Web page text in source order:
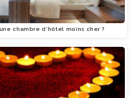
chambre d’hôtel moins cher ?